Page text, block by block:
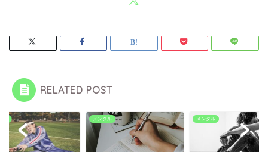
RELATED POST
メンタル メンタル